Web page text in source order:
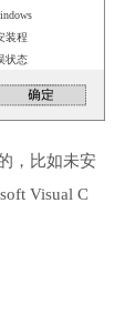
装程
状态
，比如未安
Visual C